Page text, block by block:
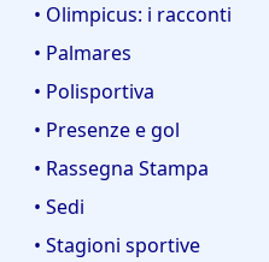
• Olimpicus: i racconti
• Palmares
• Polisportiva
• Presenze e gol
• Rassegna Stampa
• Sedi
• Stagioni sportive